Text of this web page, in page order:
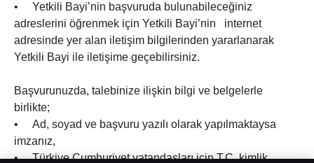
• Yetkili Bayi’nin başvuruda bulunabileceğiniz
adreslerini öğrenmek için Yetkili Bayi’nin internet
adresinde yer alan iletişim bilgilerinden yararlanarak
Yetkili Bayi ile iletişime geçebilirsiniz.
Başvurunuzda, talebinize ilişkin bilgi ve belgelerle
birlikte;
• Ad, soyad ve başvuru yazılı olarak yapılmaktaysa
imzanız,
• Türkiye Cumhuriyet vatandaşları için T.C. kimlik